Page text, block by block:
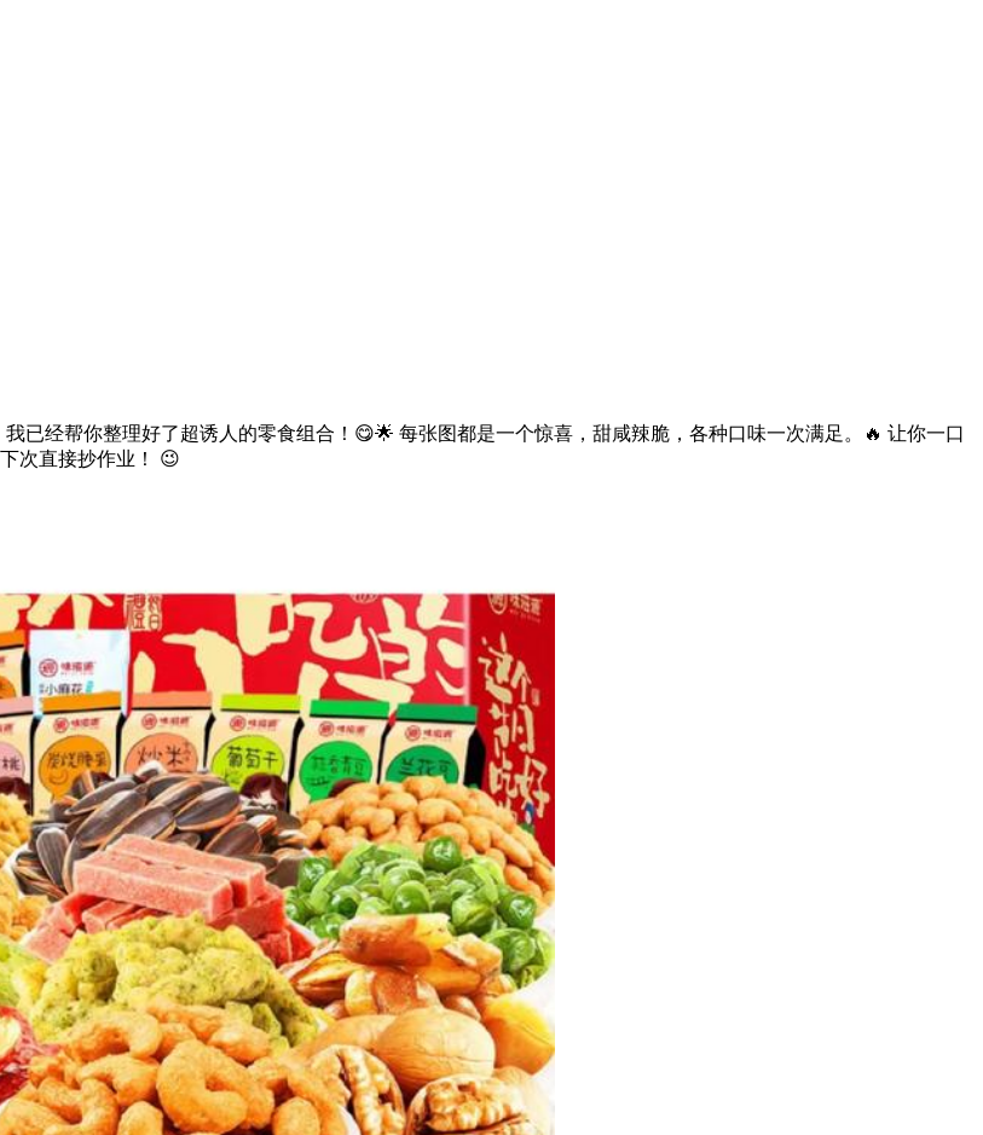
已经帮你整理好了超诱人的零食组合！😋🌟 每张图都是一个惊喜，甜咸辣脆，各种口味一次满足。🔥 让你一口
次直接抄作业！ 😉